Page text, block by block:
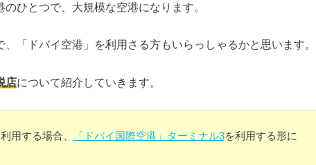
ひとつで、大規模な空港になります。
、「ドバイ空港」を利用さる方もいらっしゃるかと思います。
店について紹介していきます。
用する場合、 「ドバイ国際空港」ターミナル3を利用する形に